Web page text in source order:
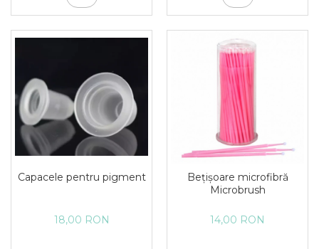
Capacele pentru pigment
18,00 RON
Bețișoare microfibră
Microbrush
14,00 RON